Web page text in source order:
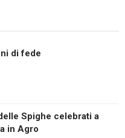
di fede
Spighe celebrati a
in Agro